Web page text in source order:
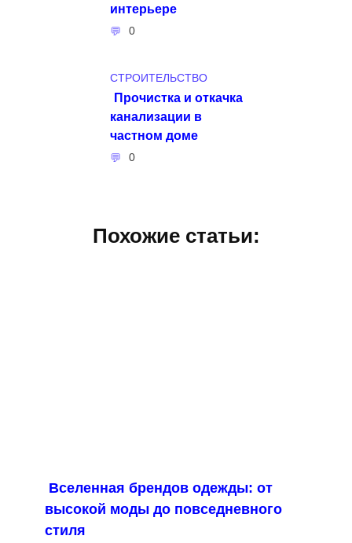
интерьере
0
СТРОИТЕЛЬСТВО
Прочистка и откачка
канализации в
частном доме
0
Похожие статьи:
Вселенная брендов одежды: от
высокой моды до повседневного
стиля